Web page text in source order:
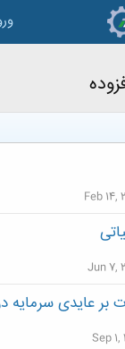
Feb 14,
Jun 7,
بر عایدی سرمایه
Sep 1,